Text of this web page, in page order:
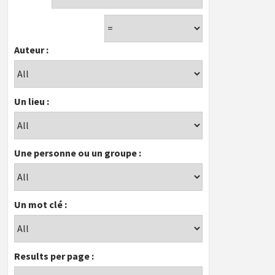
Auteur :
Un lieu :
Une personne ou un groupe :
Un mot clé :
Results per page :